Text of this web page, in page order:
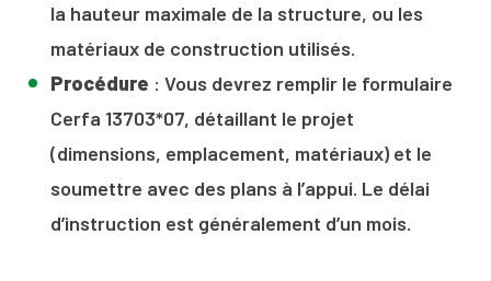
la hauteur maximale de la structure, ou les
matériaux de construction utilisés.
Procédure : Vous devrez remplir le formulaire
Cerfa 13703*07, détaillant le projet
(dimensions, emplacement, matériaux) et le
soumettre avec des plans à l’appui. Le délai
d’instruction est généralement d’un mois.